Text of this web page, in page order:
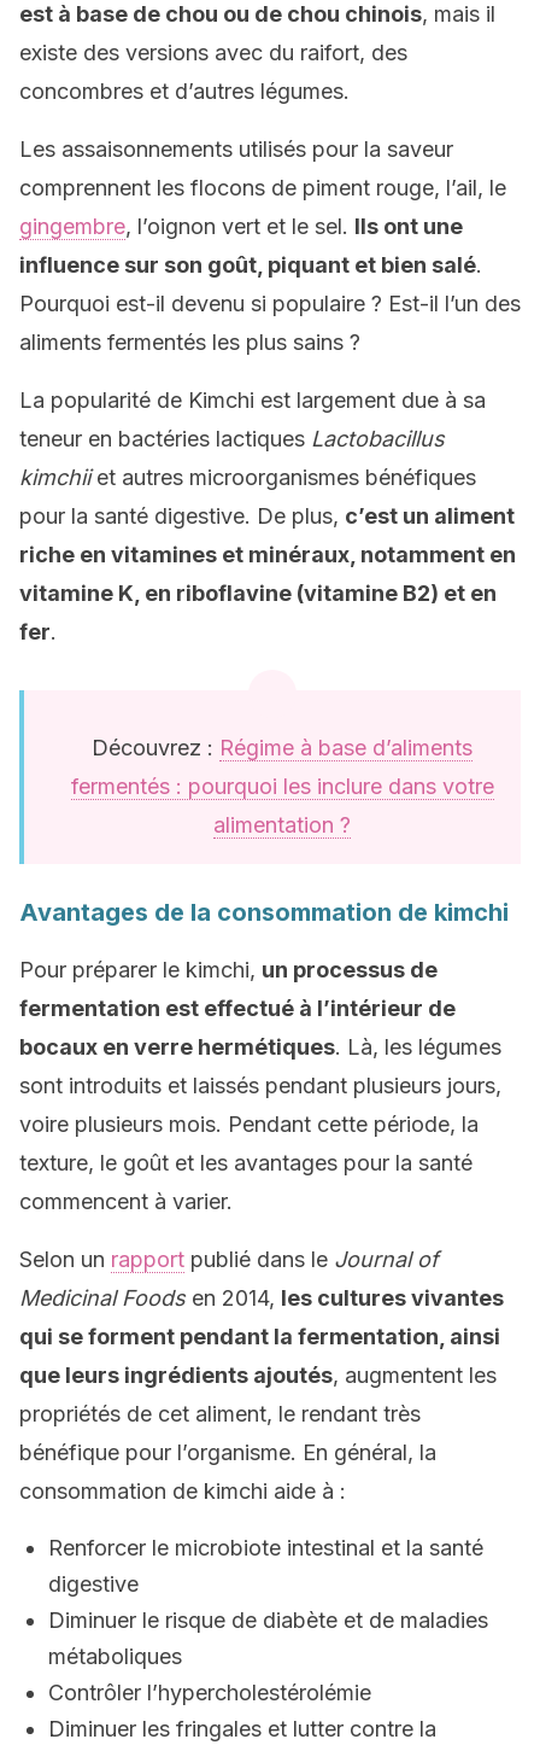
est à base de chou ou de chou chinois, mais il
existe des versions avec du raifort, des
concombres et d’autres légumes.
Les assaisonnements utilisés pour la saveur
comprennent les flocons de piment rouge, l’ail, le
gingembre, l’oignon vert et le sel. Ils ont une
influence sur son goût, piquant et bien salé.
Pourquoi est-il devenu si populaire ? Est-il l’un des
aliments fermentés les plus sains ?
La popularité de Kimchi est largement due à sa
teneur en bactéries lactiques Lactobacillus
kimchiiet autres microorganismes bénéfiques
pour la santé digestive. De plus, c’est un aliment
riche en vitamines et minéraux, notamment en
vitamine K, en riboflavine (vitamine B2) et en
fer.
Découvrez : Régime à base d’aliments
fermentés : pourquoi les inclure dans votre
alimentation ?
Avantages de la consommation de kimchi
Pour préparer le kimchi, un processus de
fermentation est effectué à l’intérieur de
bocaux en verre hermétiques. Là, les légumes
sont introduits et laissés pendant plusieurs jours,
voire plusieurs mois. Pendant cette période, la
texture, le goût et les avantages pour la santé
commencent à varier.
Selon un rapport publié dans le Journal of
Medicinal Foodsen 2014, les cultures vivantes
qui se forment pendant la fermentation, ainsi
que leurs ingrédients ajoutés, augmentent les
propriétés de cet aliment, le rendant très
bénéfique pour l’organisme. En général, la
consommation de kimchi aide à :
Renforcer le microbiote intestinal et la santé
digestive
Diminuer le risque de diabète et de maladies
métaboliques
Contrôler l’hypercholestérolémie
Diminuer les fringales et lutter contre la